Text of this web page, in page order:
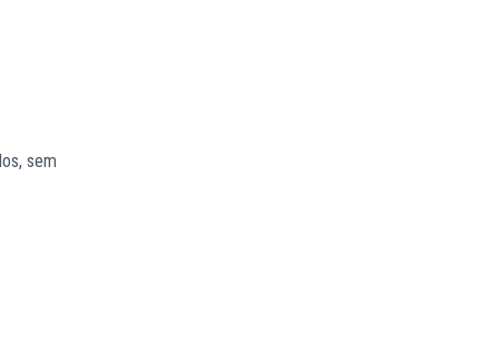
sem